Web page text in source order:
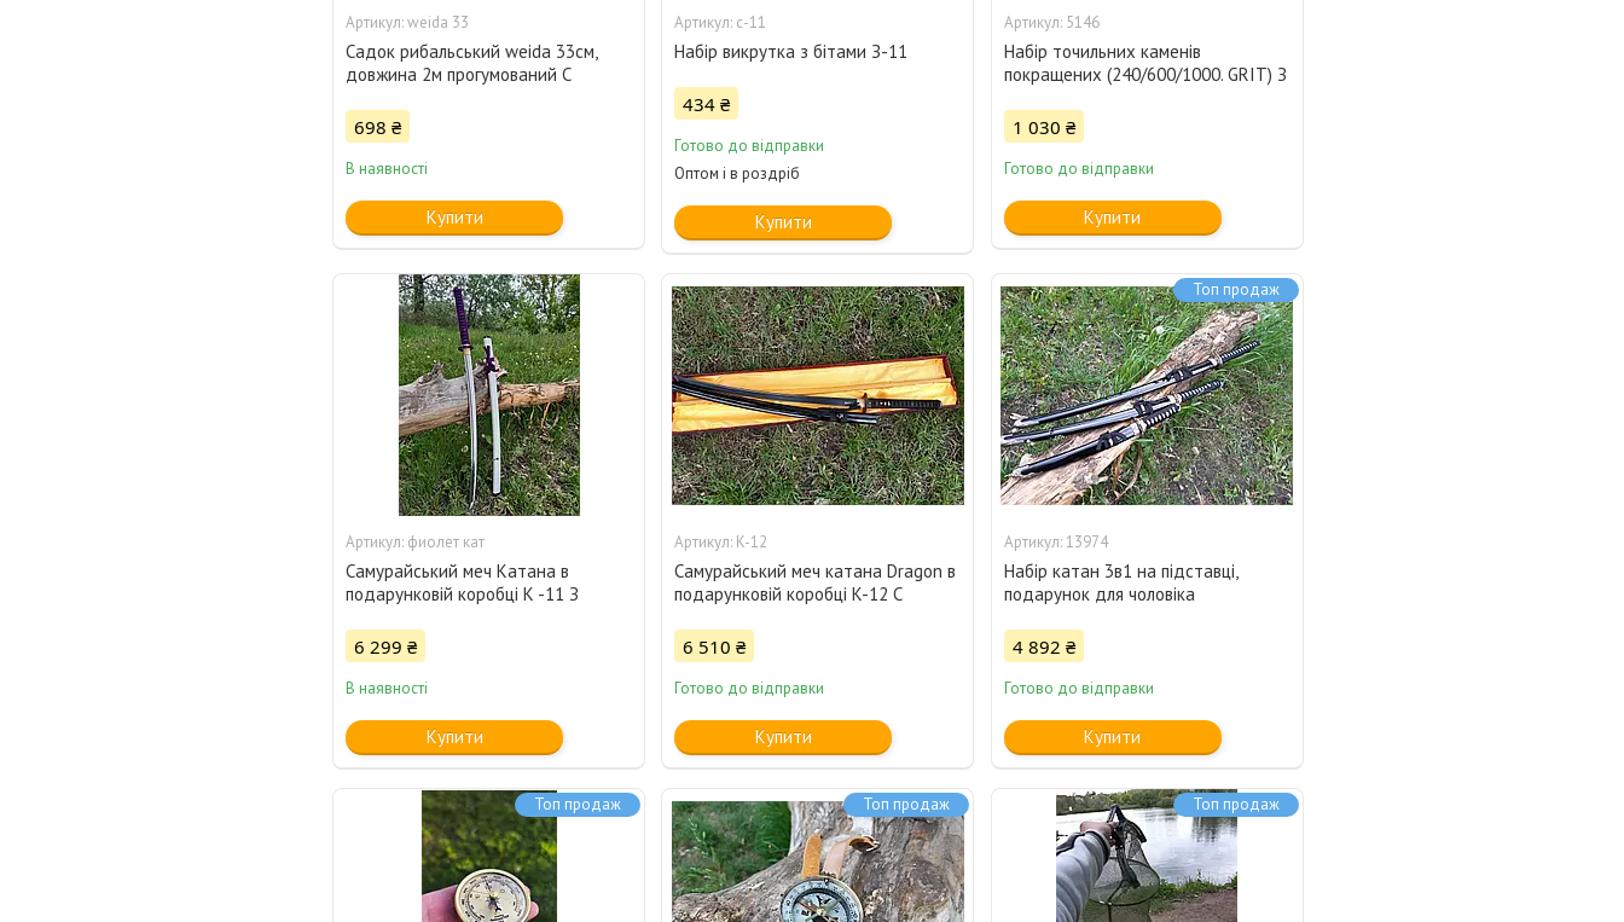
weida 33
Садок рибальський weida 33см,
довжина 2м прогумований C
698 ₴
В наявності
Купити
с-11
Набір викрутка з бітами З-11
434 ₴
Готово до відправки
Оптом і в роздріб
Купити
5146
Набір точильних каменів
покращених (240/600/1000. GRIT) З
1 030 ₴
Готово до відправки
Купити
фиолет кат
Самурайський меч Катана в
подарунковій коробці K -11 З
6 299 ₴
В наявності
Купити
K-12
Самурайський меч катана Dragon в
подарунковій коробці K-12 C
6 510 ₴
Готово до відправки
Купити
Топ продаж
13974
Набір катан 3в1 на підставці,
подарунок для чоловіка
4 892 ₴
Готово до відправки
Купити
Топ продаж Топ продаж Топ продаж